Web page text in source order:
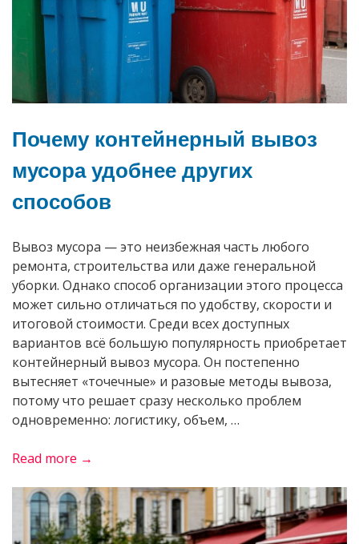
Почему контейнерный вывоз
мусора удобнее других
способов
Вывоз мусора — это неизбежная часть любого
ремонта, строительства или даже генеральной
уборки. Однако способ организации этого процесса
может сильно отличаться по удобству, скорости и
итоговой стоимости. Среди всех доступных
вариантов всё большую популярность приобретает
контейнерный вывоз мусора. Он постепенно
вытесняет «точечные» и разовые методы вывоза,
потому что решает сразу несколько проблем
одновременно: логистику, объем, …
Read more →
вывоз
мусора
удобнее